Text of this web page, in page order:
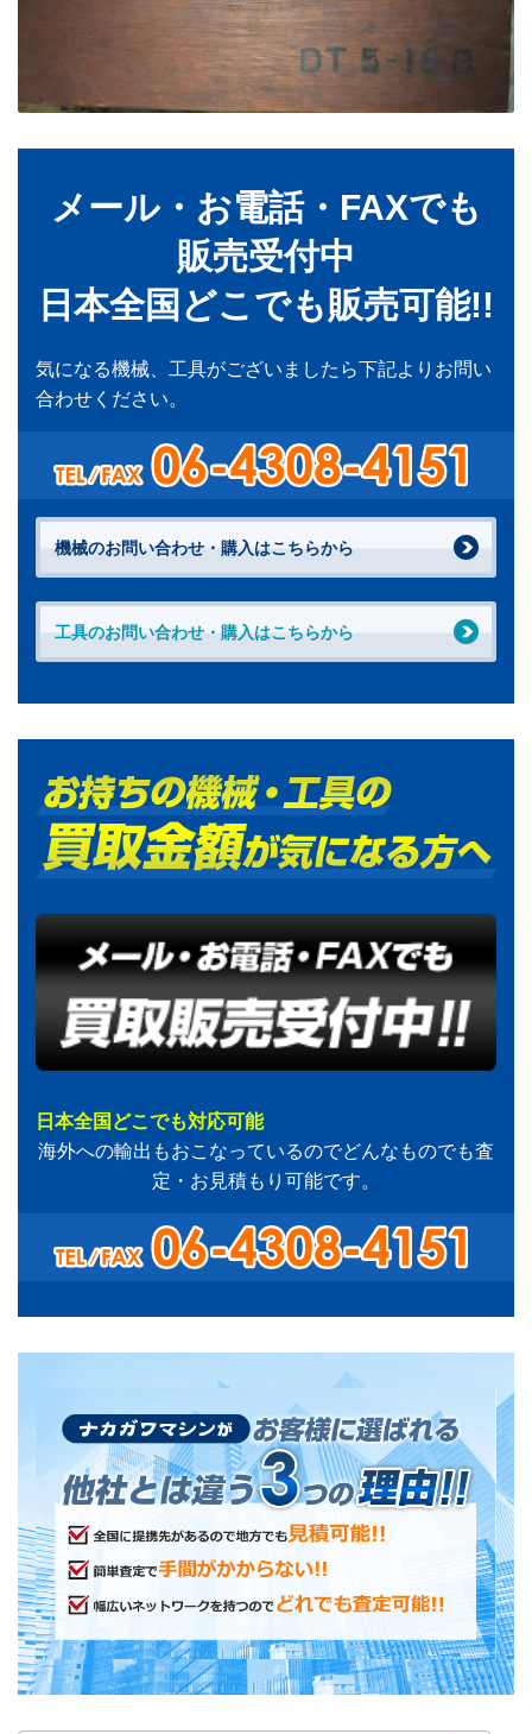
メール・お電話・FAXでも
販売受付中
日本全国どこでも販売可能!!
気になる機械、工具がございましたら下記よりお問い
合わせください。
機械のお問い合わせ・購入はこちらから
工具のお問い合わせ・購入はこちらから
日本全国どこでも対応可能
海外への輸出もおこなっているのでどんなものでも査
定・お見積もり可能です。